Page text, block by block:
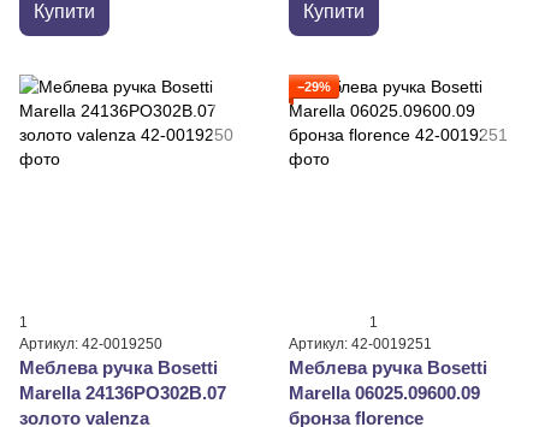
Купити Купити
1
Артикул: 42-0019250
Меблева ручка Bosetti
Marella 24136PO302B.07
золото valenza
−29%
1
Артикул: 42-0019251
Меблева ручка Bosetti
Marella 06025.09600.09
бронза florence